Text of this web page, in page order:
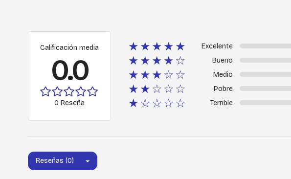
Calificación media
0.0
0 Reseña
★★★★★ Excelente
★★★★☆ Bueno
★★★☆☆ Medio
★★☆☆☆ Pobre
★☆☆☆☆ Terrible
Reseñas (0)